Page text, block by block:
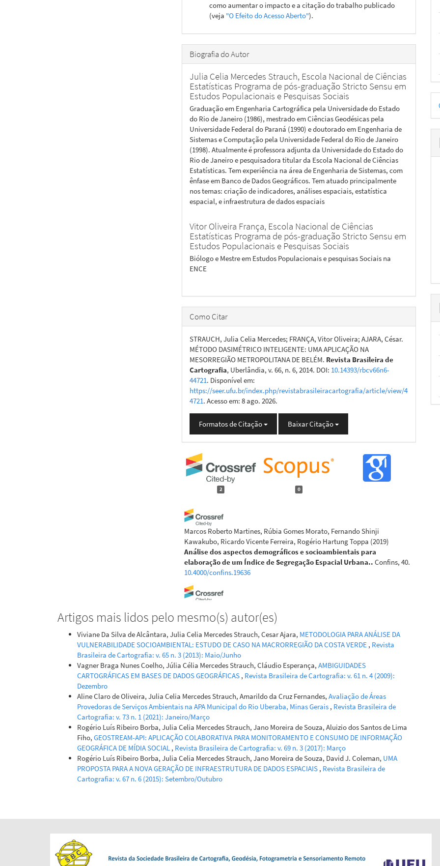
como aumentar o impacto e a citação do trabalho publicado
(veja "O Efeito do Acesso Aberto").
Biografia do Autor
Julia Celia Mercedes Strauch, Escola Nacional de Ciências
Estatísticas Programa de pós-graduação Stricto Sensu em
Estudos Populacionais e Pesquisas Sociais
Graduação em Engenharia Cartográfica pela Universidade do Estado
do Rio de Janeiro (1986), mestrado em Ciências Geodésicas pela
Universidade Federal do Paraná (1990) e doutorado em Engenharia de
Sistemas e Computação pela Universidade Federal do Rio de Janeiro
(1998). Atualmente é professora adjunta da Universidade do Estado do
Rio de Janeiro e pesquisadora titular da Escola Nacional de Ciências
Estatísticas. Tem experiência na área de Engenharia de Sistemas, com
ênfase em Banco de Dados Geográficos. Tem atuado principalmente
nos temas: criação de indicadores, análises espaciais, estatística
espacial, e infraestrutura de dados espaciais
Vitor Oliveira França, Escola Nacional de Ciências
Estatísticas Programa de pós-graduação Stricto Sensu em
Estudos Populacionais e Pesquisas Sociais
Biólogo e Mestre em Estudos Populacionais e pesquisas Sociais na
ENCE
Como Citar
STRAUCH, Julia Celia Mercedes; FRANÇA, Vitor Oliveira; AJARA, César.
MÉTODO DASIMÉTRICO INTELIGENTE: UMA APLICAÇÃO NA
MESORREGIÃO METROPOLITANA DE BELÉM. Revista Brasileira de
Cartografia, Uberlândia, v. 66, n. 6, 2014. DOI: 10.14393/rbcv66n6-
44721. Disponível em:
https://seer.ufu.br/index.php/revistabrasileiracartografia/article/view/4
4721. Acesso em: 8 ago. 2026.
Formatos de Citação Baixar Citação
2 0
Marcos Roberto Martines, Rúbia Gomes Morato, Fernando Shinji
Kawakubo, Ricardo Vicente Ferreira, Rogério Hartung Toppa (2019)
Análise dos aspectos demográficos e socioambientais para
elaboração de um Índice de Segregação Espacial Urbana.. Confins, 40.
10.4000/confins.19636
Sousa, Emmanuel Roux(2019)
estudo da dengue no Distrito Federal-Brasil.Confins, 42.
10.4000/confins.22922
Artigos mais lidos pelo mesmo(s) autor(es)
Viviane Da Silva de Alcântara, Julia Celia Mercedes Strauch, Cesar Ajara, METODOLOGIA PARA ANÁLISE DA
VULNERABILIDADE SOCIOAMBIENTAL: ESTUDO DE CASO NA MACRORREGIÃO DA COSTA VERDE , Revista
Brasileira de Cartografia: v. 65 n. 3 (2013): Maio/Junho
Vagner Braga Nunes Coelho, Júlia Célia Mercedes Strauch, Cláudio Esperança, AMBIGUIDADES
CARTOGRÁFICAS EM BASES DE DADOS GEOGRÁFICAS , Revista Brasileira de Cartografia: v. 61 n. 4 (2009):
Dezembro
Aline Claro de Oliveira, Julia Celia Mercedes Strauch, Amarildo da Cruz Fernandes, Avaliação de Áreas
Provedoras de Serviços Ambientais na APA Municipal do Rio Uberaba, Minas Gerais , Revista Brasileira de
Cartografia: v. 73 n. 1 (2021): Janeiro/Março
Rogério Luís Ribeiro Borba, Julia Celia Mercedes Strauch, Jano Moreira de Souza, Aluizio dos Santos de Lima
Fiho, GEOSTREAM-API: APLICAÇÃO COLABORATIVA PARA MONITORAMENTO E CONSUMO DE INFORMAÇÃO
GEOGRÁFICA DE MÍDIA SOCIAL , Revista Brasileira de Cartografia: v. 69 n. 3 (2017): Março
Rogério Luís Ribeiro Borba, Julia Celia Mercedes Strauch, Jano Moreira de Souza, David J. Coleman, UMA
PROPOSTA PARA A NOVA GERAÇÃO DE INFRAESTRUTURA DE DADOS ESPACIAIS , Revista Brasileira de
Cartografia: v. 67 n. 6 (2015): Setembro/Outubro